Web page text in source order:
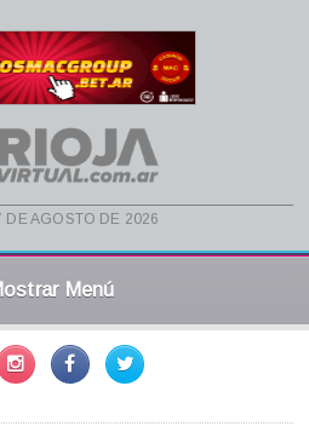
de agosto de 2026
Menú